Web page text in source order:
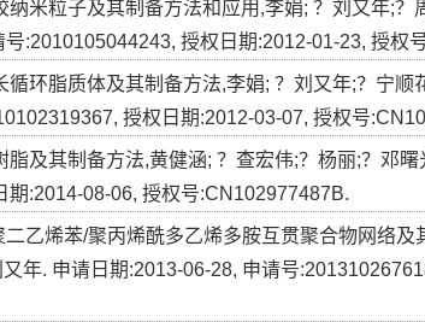
纳米粒子及其制备方法和应用,李娟; ？刘又年;
:2010105044243, 授权日期:2012-01-23, 授权
循环脂质体及其制备方法,李娟; ？刘又年;？宁顺
授权日期:2012-03-07, 授权号
脂及其制备方法,黄健涵; ？查宏伟;？杨丽;？邓
期:2014-08-06, 授权号:CN102977487B.
乙烯苯/聚丙烯酰多乙烯多胺互贯聚合物网络
年. 申请日期:2013-06-28, 申请号